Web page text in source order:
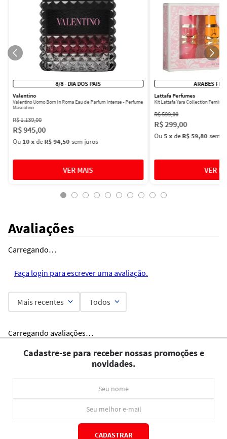
8/8 - DIA DOS PAIS
Valentino
Valentino Uomo Born In Roma Eau de Parfum Intense - Perfume
Masculino
R$1.139,00
R$945,00
Ou 10xdeR$ 94,50 sem juros
ÁRABES
Lattafa Perfumes
Kit Lattafa Yara Collection
R$599,00
R$299,00
Ou5xdeR$ 59,80 sem
Avaliações
Carregando…
Faça login para escrever uma avaliação.
Mais recentes Todos
Carregando avaliações…
Cadastre-se para receber nossas promoções e
novidades.
CADASTRAR